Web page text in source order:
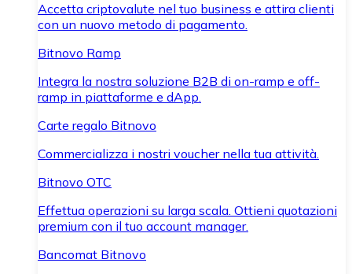
Accetta criptovalute nel tuo business e attira clienti
con un nuovo metodo di pagamento.
Bitnovo Ramp
Integra la nostra soluzione B2B di on-ramp e off-
ramp in piattaforme e dApp.
Carte regalo Bitnovo
Commercializza i nostri voucher nella tua attività.
Bitnovo OTC
Effettua operazioni su larga scala. Ottieni quotazioni
premium con il tuo account manager.
Bancomat Bitnovo